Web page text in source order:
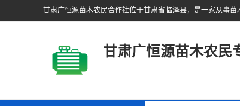
甘肃广恒源苗木农民